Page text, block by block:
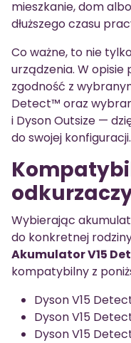
mieszkanie, dom
dłuższego czasu
Co ważne, to nie
urządzenia. W
zgodność z
Detect™ oraz
i Dyson Outsize —
do swojej konfiguracji.
Wybierając
do konkretnej
Akumulator V15
kompatybilny z
Dyson V15
Dyson V15
Dyson V15